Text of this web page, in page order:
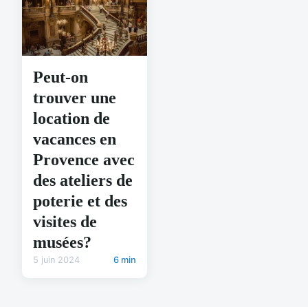
Peut-on
trouver une
location de
vacances en
Provence avec
des ateliers de
poterie et des
visites de
musées?
5 juin 2024 6 min